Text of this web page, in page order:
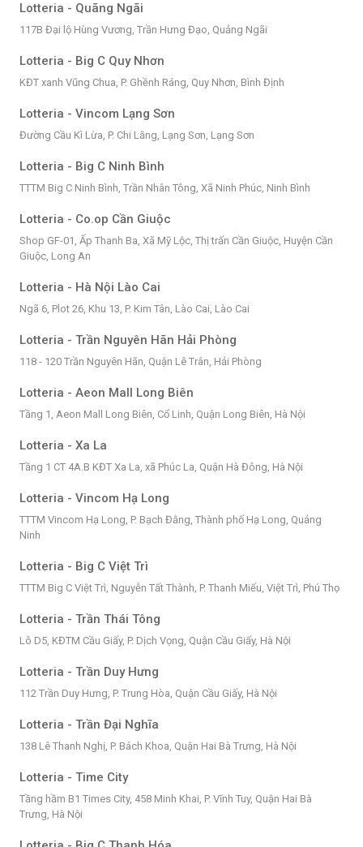
Lotteria - Quãng Ngãi
117B Đại lộ Hùng Vương, Trần Hưng Đạo, Quảng Ngãi
Lotteria - Big C Quy Nhơn
KĐT xanh Vũng Chua, P. Ghềnh Ráng, Quy Nhơn, Bình Định
Lotteria - Vincom Lạng Sơn
Đường Cầu Kì Lừa, P. Chi Lăng, Lạng Sơn, Lạng Sơn
Lotteria - Big C Ninh Bình
TTTM Big C Ninh Bình, Trần Nhân Tông, Xã Ninh Phúc, Ninh Bình
Lotteria - Co.op Cần Giuộc
Shop GF-01, Ấp Thanh Ba, Xã Mỹ Lộc, Thị trấn Cần Giuộc, Huyện Cần
Giuộc, Long An
Lotteria - Hà Nội Lào Cai
Ngã 6, Plot 26, Khu 13, P. Kim Tân, Lào Cai, Lào Cai
Lotteria - Trần Nguyên Hãn Hải Phòng
118 - 120 Trần Nguyên Hãn, Quận Lê Trân, Hải Phòng
Lotteria - Aeon Mall Long Biên
Tầng 1, Aeon Mall Long Biên, Cổ Linh, Quận Long Biên, Hà Nội
Lotteria - Xa La
Tầng 1 CT 4A.B KĐT Xa La, xã Phúc La, Quận Hà Đông, Hà Nội
Lotteria - Vincom Hạ Long
TTTM Vincom Hạ Long, P. Bạch Đằng, Thành phố Hạ Long, Quảng
Ninh
Lotteria - Big C Việt Trì
TTTM Big C Việt Trì, Nguyễn Tất Thành, P. Thanh Miếu, Việt Trì, Phú Thọ
Lotteria - Trần Thái Tông
Lô D5, KĐTM Cầu Giấy, P. Dịch Vọng, Quận Cầu Giấy, Hà Nội
Lotteria - Trần Duy Hưng
112 Trần Duy Hưng, P. Trung Hòa, Quận Cầu Giấy, Hà Nội
Lotteria - Trần Đại Nghĩa
138 Lê Thanh Nghị, P. Bách Khoa, Quận Hai Bà Trưng, Hà Nội
Lotteria - Time City
Tầng hầm B1 Times City, 458 Minh Khai, P. Vĩnh Tuy, Quận Hai Bà
Trưng, Hà Nội